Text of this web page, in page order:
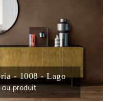
- 1008 - Lago
au produit